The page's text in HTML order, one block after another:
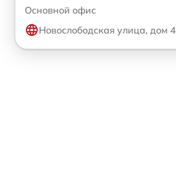
Основной офис
Новослободская улица, дом 4